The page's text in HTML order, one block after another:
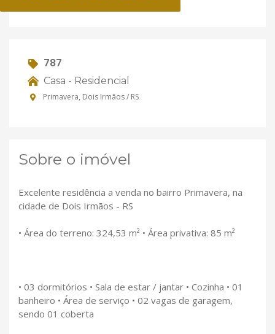
787
Casa - Residencial
Primavera, Dois Irmãos / RS
Sobre o imóvel
Excelente residência a venda no bairro Primavera, na
cidade de Dois Irmãos - RS
• Área do terreno: 324,53 m² • Área privativa: 85 m²
• 03 dormitórios • Sala de estar / jantar • Cozinha • 01
banheiro • Área de serviço • 02 vagas de garagem,
sendo 01 coberta